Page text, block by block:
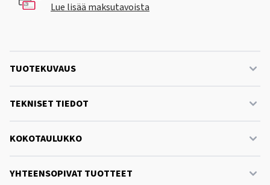
Lue lisää maksutavoista
TUOTEKUVAUS
TEKNISET TIEDOT
KOKOTAULUKKO
YHTEENSOPIVAT TUOTTEET